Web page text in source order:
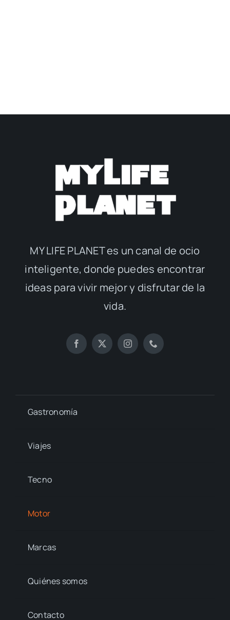
MY LIFE PLANET es un canal de ocio
inteligente, donde puedes encontrar
ideas para vivir mejor y disfrutar de la
vida.
Gastronomía
Viajes
Tecno
Motor
Marcas
Quiénes somos
Contacto